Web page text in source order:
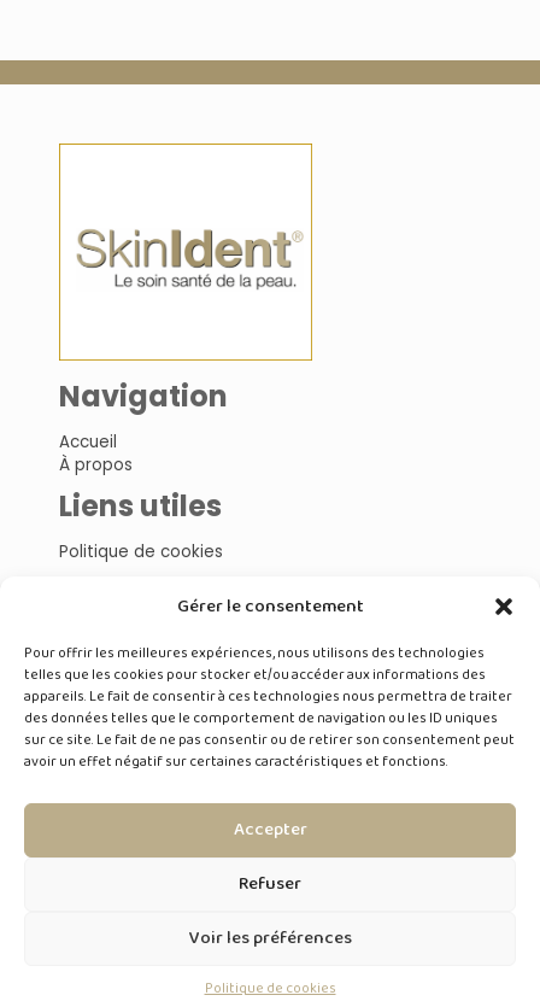
Gérer le consentement
Pour offrir les meilleures expériences, nous utilisons des technologies
telles que les cookies pour stocker et/ou accéder aux informations des
appareils. Le fait de consentir à ces technologies nous permettra de traiter
des données telles que le comportement de navigation ou les ID uniques
sur ce site. Le fait de ne pas consentir ou de retirer son consentement peut
avoir un effet négatif sur certaines caractéristiques et fonctions.
Accepter
Refuser
Voir les préférences
Politique de cookies
DÉCOUVRIR LE WEBINAIRE
Navigation
Accueil
À propos
Liens utiles
Politique de cookies
Nos articles
Cosmétiques
Composants
Esthéticiennes
Produits
Nutrition
DISCUTONS DE VOTRE PROJET